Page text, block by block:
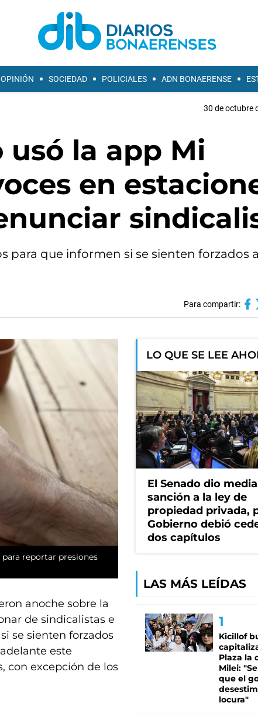
OPINIÓN SOCIEDAD POLICIALES ADN BONAERENSE
30 de octubre
usó la app Mi
en
para que informen si se sienten forzados
Para compartir:
reportar presiones
anoche sobre la
de sindicalistas e
se sienten forzados
este
con excepción de los
LO QUE SE LEE
El Senado dio media
sanción a la ley de
propiedad privada,
Gobierno debió
dos capítulos
LAS MÁS LEÍDAS
Kicillof
Plaza la
Milei:
que el
locura"